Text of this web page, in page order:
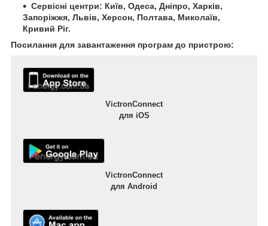
Сервісні центри: Київ, Одеса, Дніпро, Харків,
Запоріжжя, Львів, Херсон, Полтава, Миколаїв,
Кривий Ріг.
Посилання для завантаження програм до пристрою:
VictronConnect
для iOS
VictronConnect
для Android